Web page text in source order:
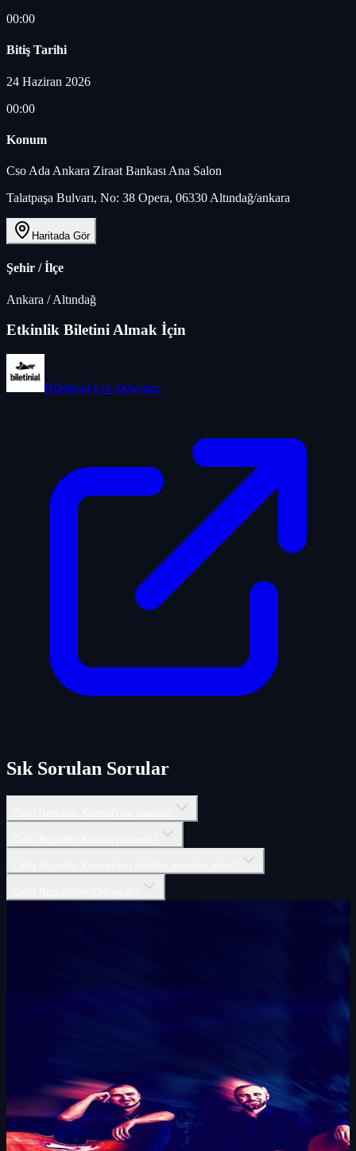
00:00
Bitiş Tarihi
24 Haziran 2026
00:00
Konum
Cso Ada Ankara Ziraat Bankası Ana Salon
Talatpaşa Bulvarı, No: 38 Opera, 06330 Altındağ/ankara
Haritada Gör
Şehir / İlçe
Ankara /Altındağ
Etkinlik Biletini Almak İçin
Biletinial için tıklayınız
Sık Sorulan Sorular